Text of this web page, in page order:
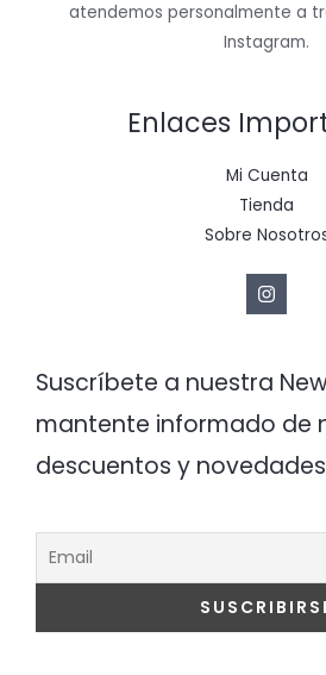
atendemos personalmente a
Instagram.
Enlaces
Mi Cuenta
Tienda
Sobre
Suscríbete a nuestra
mantente informado de
descuentos y novedades